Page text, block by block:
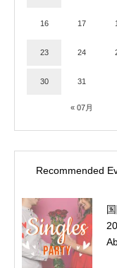
« 07月
16 17
23 24
30 31
Recommended